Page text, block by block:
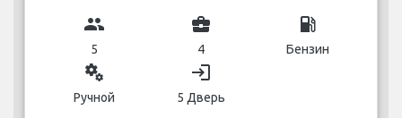
group
5
business_center
4
local_gas_station
Бензин
miscellaneous_services
Ручной
login
5 Дверь